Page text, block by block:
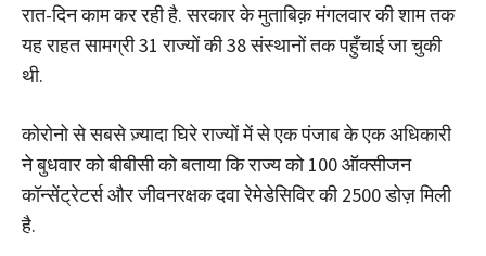
रात-दिन काम कर रही है. सरकार के मुताबिक़ मंगलवार की शाम तक
यह राहत सामग्री 31 राज्यों की 38 संस्थानों तक पहुँचाई जा चुकी
थी.
कोरोनो से सबसे ज़्यादा घिरे राज्यों में से एक पंजाब के एक अधिकारी
ने बुधवार को बीबीसी को बताया कि राज्य को 100 ऑक्सीजन
कॉन्सेंट्रेटर्स और जीवनरक्षक दवा रेमेडेसिविर की 2500 डोज़ मिली
है.